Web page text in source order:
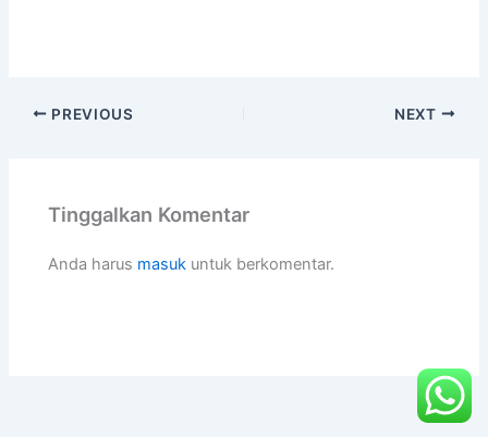
PREVIOUS NEXT
Tinggalkan Komentar
Anda harus masuk untuk berkomentar.